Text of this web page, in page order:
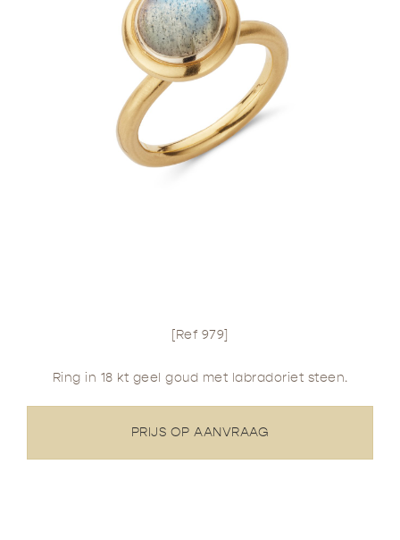
[Ref 979]
Ring in 18 kt geel goud met labradoriet steen.
PRIJS OP AANVRAAG